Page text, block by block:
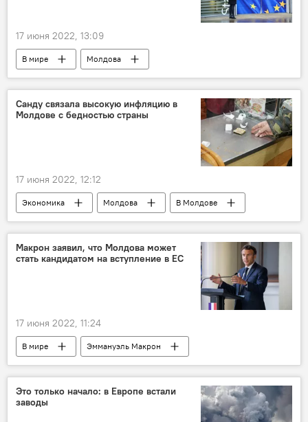
17 июня 2022, 13:09
В мире
Молдова
Европейский союз
ЕК
Еврокомиссия
Санду связала высокую инфляцию в
Молдове с бедностью страны
17 июня 2022, 12:12
Экономика Молдова
В Молдове
Санду Греку
Макрон заявил, что Молдова может
стать кандидатом на вступление в ЕС
17 июня 2022, 11:24
В мире
Эммануэль Макрон
Молдова
вступление в ЕС
Это только начало: в Европе встали
заводы